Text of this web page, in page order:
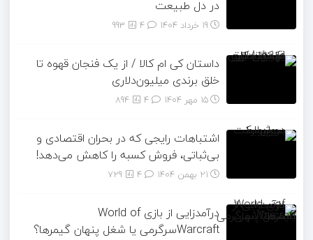
در دل طبیعت
19 خرداد 1404 993
داستان کی ام کالا / از یک فنجان قهوه تا
خلق برندی میلیون‌دلاری
15 مهر 1404 894
اشتباهات رایجی که در بحران اقتصادی و
بی‌ثباتی، فروش کسبه را کاهش می‌دهد!
21 بهمن 1404 729
درآمدزایی از بازی World of
Warcraftسرگرمی یا شغل پنهان گیمرها؟